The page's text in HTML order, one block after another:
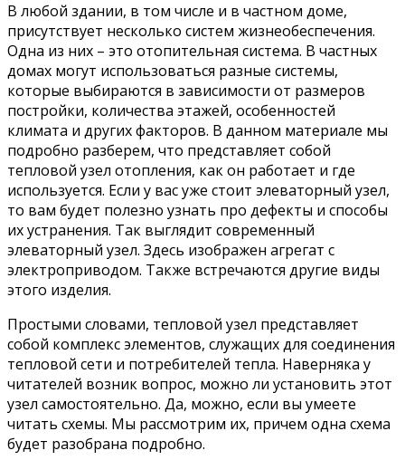
В любой здании, в том числе и в частном доме,
присутствует несколько систем жизнеобеспечения.
Одна из них – это отопительная система. В частных
домах могут использоваться разные системы,
которые выбираются в зависимости от размеров
постройки, количества этажей, особенностей
климата и других факторов. В данном материале мы
подробно разберем, что представляет собой
тепловой узел отопления, как он работает и где
используется. Если у вас уже стоит элеваторный узел,
то вам будет полезно узнать про дефекты и способы
их устранения. Так выглядит современный
элеваторный узел. Здесь изображен агрегат с
электроприводом. Также встречаются другие виды
этого изделия.
Простыми словами, тепловой узел представляет
собой комплекс элементов, служащих для соединения
тепловой сети и потребителей тепла. Наверняка у
читателей возник вопрос, можно ли установить этот
узел самостоятельно. Да, можно, если вы умеете
читать схемы. Мы рассмотрим их, причем одна схема
будет разобрана подробно.